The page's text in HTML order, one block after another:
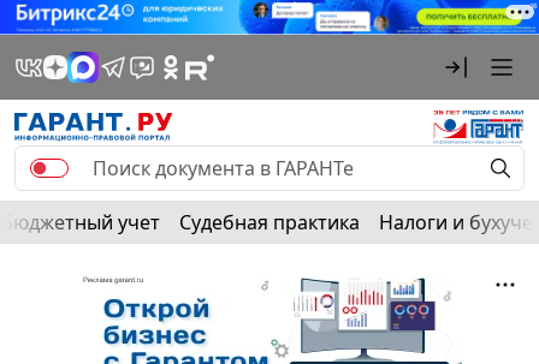
Бюджетный учет Судебная практика Налоги и